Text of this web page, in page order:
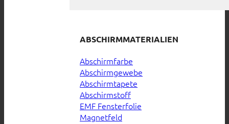
ABSCHIRMMATERIALIEN
Abschirmfarbe
Abschirmgewebe
Abschirmtapete
Abschirmstoff
EMF Fensterfolie
Magnetfeld